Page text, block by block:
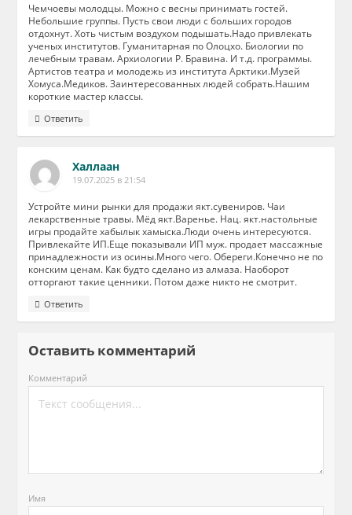
Чемчоевы молодцы. Можно с весны принимать гостей.
Небольшие группы. Пусть свои люди с больших городов
отдохнут. Хоть чистым воздухом подышать.Надо привлекать
ученых институтов. Гуманитарная по Олоцхо. Биологии по
лечебным травам. Архиологии Р. Бравина. И т.д. программы.
Артистов театра и молодежь из института Арктики.Музей
Хомуса.Медиков. Заинтересованных людей собрать.Нашим
короткие мастер классы.
Ответить
Халлаан
19.07.2025 в 21:54
Устройте мини рынки для продажи якт.сувениров. Чаи
лекарственные травы. Мёд якт.Варенье. Нац. якт.настольные
игры продайте хабылык хамыска.Люди очень интересуются.
Привлекайте ИП.Еще показывали ИП муж. продает массажные
принадлежности из осины.Много чего. Обереги.Конечно не по
конским ценам. Как будто сделано из алмаза. Наоборот
отторгают такие ценники. Потом даже никто не смотрит.
Ответить
Оставить комментарий
Комментарий
Имя